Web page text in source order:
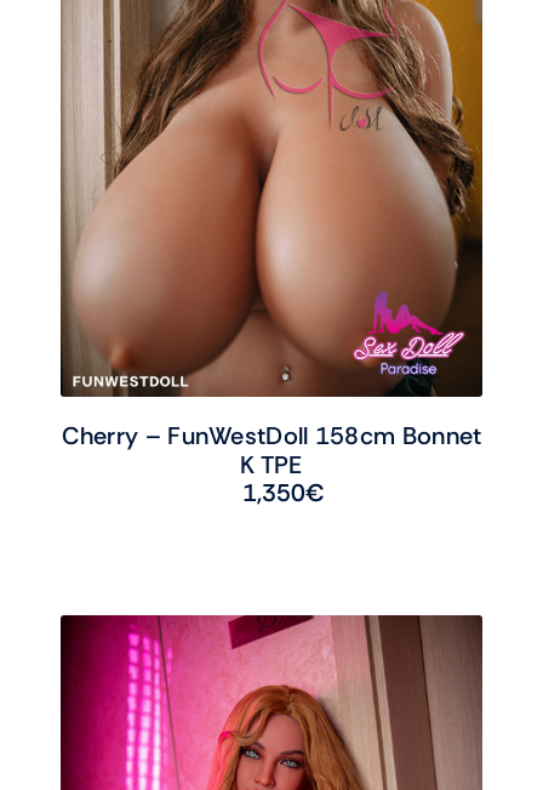
Cherry – FunWestDoll 158cm Bonnet
K TPE
1,350€